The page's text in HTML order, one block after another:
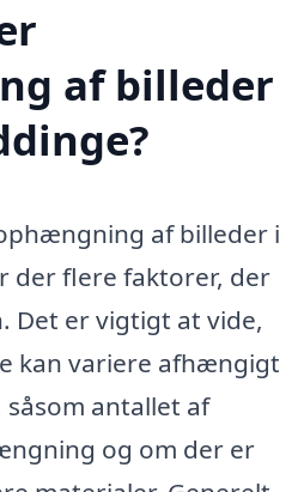
af billeder
af billeder i
der flere faktorer, der
Det er vigtigt at vide,
kan variere afhængigt
antallet af
og om der er